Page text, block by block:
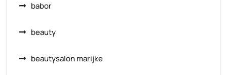
babor
beauty
beautysalon marijke